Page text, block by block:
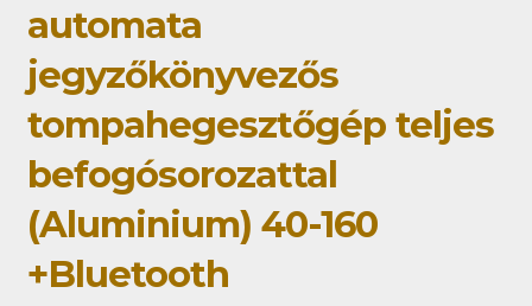
automata
jegyzőkönyvezős
tompahegesztőgép teljes
befogósorozattal
(Aluminium) 40-160
+Bluetooth